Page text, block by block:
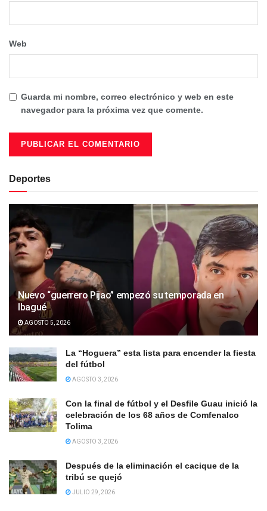
Web
Guarda mi nombre, correo electrónico y web en este
navegador para la próxima vez que comente.
Deportes
Nuevo “guerrero Pijao” empezó su temporada en
Ibagué
AGOSTO 5, 2026
La “Hoguera” esta lista para encender la fiesta
del fútbol
AGOSTO 3, 2026
Con la final de fútbol y el Desfile Guau inició la
celebración de los 68 años de Comfenalco
Tolima
AGOSTO 3, 2026
Después de la eliminación el cacique de la
tribú se quejó
JULIO 29, 2026